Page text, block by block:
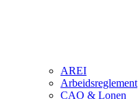
AREI
Arbeidsreglement
CAO & Lonen